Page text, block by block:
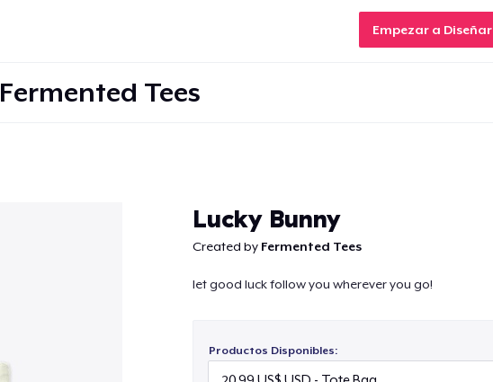
Empezar a Diseñar
Fermented Tees
Lucky Bunny
Created by Fermented Tees
let good luck follow you wherever you go!
Productos Disponibles: